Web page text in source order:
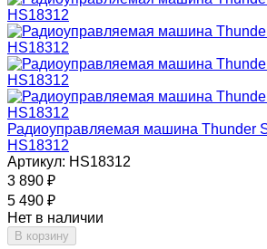
Радиоуправляемая машина Thunder
HS18312
Артикул: HS18312
3 890 ₽
5 490 ₽
Нет в наличии
В корзину